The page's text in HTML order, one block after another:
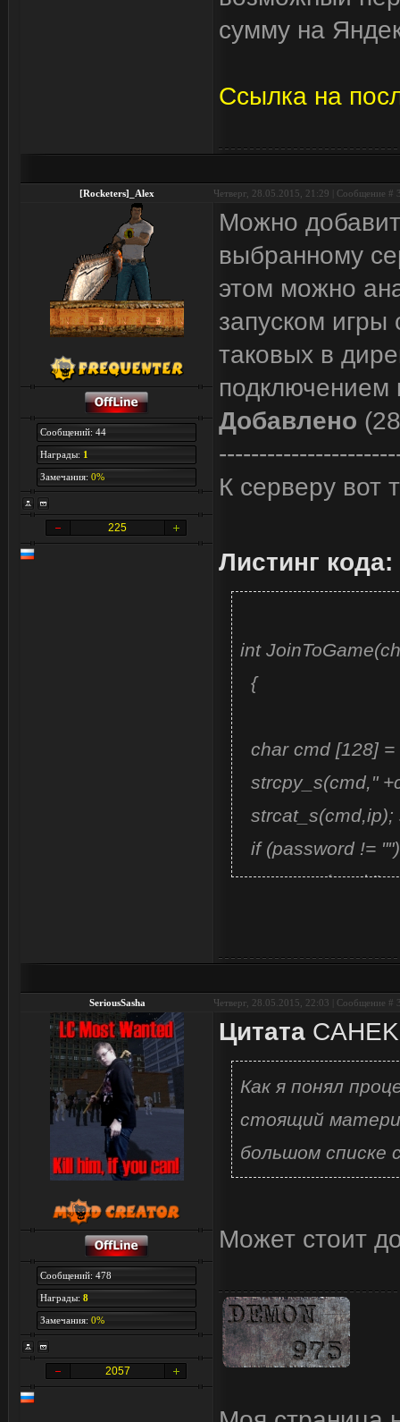
сумму на
Ссылка на
[Rocketers]_Alex Четверг, 28.05.2015, 21:29 | Сообщение #
Сообщений: 44
Награды: 1
Замечания: 0%
225
Можно
выбранному
этом можно
запуском игры
таковых в
подключением
Добавлено
К серверу вот
Листинг кода:
int
{
char cmd [128] =
strcpy_s(cmd,"
strcat_s(cmd,ip);
if (password !=
strcat_s(cmd,"
if
== TRUE)
{
return 0;
}
{
}
}
SeriousSasha Четверг, 28.05.2015, 22:03 | Сообщение #
Сообщений: 478
Награды: 8
Замечания: 0%
2057
Цитата CAHEK
Как я понял
стоящий
большом списке
Может стоит